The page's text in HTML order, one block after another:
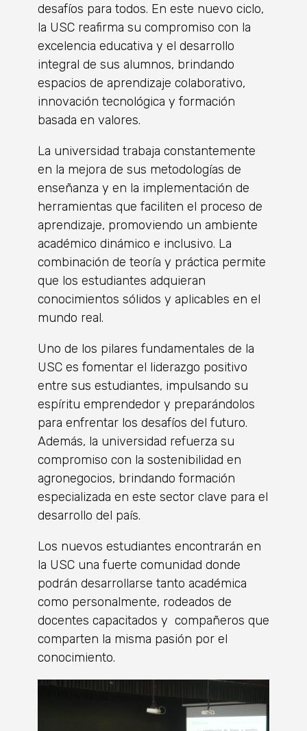
desafíos para todos. En este nuevo ciclo,
la USC reafirma su compromiso con la
excelencia educativa y el desarrollo
integral de sus alumnos, brindando
espacios de aprendizaje colaborativo,
innovación tecnológica y formación
basada en valores.
La universidad trabaja constantemente
en la mejora de sus metodologías de
enseñanza y en la implementación de
herramientas que faciliten el proceso de
aprendizaje, promoviendo un ambiente
académico dinámico e inclusivo. La
combinación de teoría y práctica permite
que los estudiantes adquieran
conocimientos sólidos y aplicables en el
mundo real.
Uno de los pilares fundamentales de la
USC es fomentar el liderazgo positivo
entre sus estudiantes, impulsando su
espíritu emprendedor y preparándolos
para enfrentar los desafíos del futuro.
Además, la universidad refuerza su
compromiso con la sostenibilidad en
agronegocios, brindando formación
especializada en este sector clave para el
desarrollo del país.
Los nuevos estudiantes encontrarán en
la USC una fuerte comunidad donde
podrán desarrollarse tanto académica
como personalmente, rodeados de
docentes capacitados y compañeros que
comparten la misma pasión por el
conocimiento.